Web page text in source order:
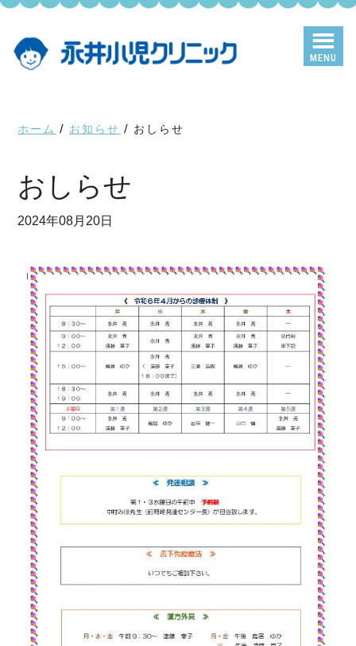
MENU
Skip
main
content
Skip
primary
sidebar
ホーム / お知らせ / おしらせ
おしらせ
2024年08月20日